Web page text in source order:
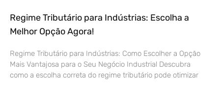
Regime Tributário para Indústrias: Escolha a
Melhor Opção Agora!
Regime Tributário para Indústrias: Como Escolher a Opção
Mais Vantajosa para o Seu Negócio Industrial Descubra
como a escolha correta do regime tributário pode otimizar